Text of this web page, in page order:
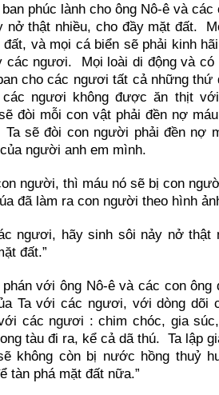
phúc lành cho ông Nô-ê và
nở thật nhiều, cho đầy mặt đất.
và mọi cá biển sẽ phải kinh
các ngươi. Mọi loài di động và
cho các ngươi tất cả những
các ngươi không được ăn thịt
đòi mỗi con vật phải đền nợ
sẽ đòi con người phải đền nợ
người anh em mình.
người, thì máu nó sẽ bị con
đã làm ra con người theo hình
ngươi, hãy sinh sôi nảy nở
đất.”
phán với ông Nô-ê và các con
Ta với các ngươi, với dòng
các ngươi : chim chóc, gia
tàu đi ra, kể cả dã thú. Ta lập
không còn bị nước hồng thuỷ
tàn phá mặt đất nữa.”